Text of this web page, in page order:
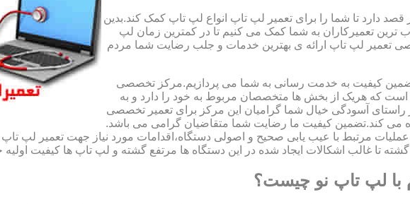
دارد تا شما را برای تعمیر لپ تاپ انواع لپ تاپ کمک کند.بدین
ترین تعمیرکاران به شما کمک می کنیم تا در کمترین زمان لپ
تعمیر لپ تاپ ارائه ی بهترین خدمات و جلب رضایت شما مردم
کیفیت به خدمت رسانی به شما می پردازیم.مرکز تخصصی
که هریک از بخش ها متخصصان مربوط به خود را دارد و به
آسودگی خیال شما گرامیان این مرکز برای تعمیر تخصصی
می کند.تضمین کیفیت ما رضایت شما متقاضیان گرامی می باشد.
عملیات مرتبط با عیب یابی صحیح و اصولی دستگاه،اقدامات مورد نیاز جهت تعمیر لپ
تا غالب اشکالات ایجاد شده در این دستگاه ها مرتفع گشته و لپ تاپ ها کیفیت اولیه
لپ تاپ نو چیست؟